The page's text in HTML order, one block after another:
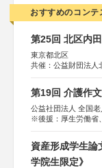
おすすめのコンテ
第25回 北区内
東京都北区
共催：公益財団法人
第19回 介護作
公益社団法人 全国
※後援：厚生労働省
資産形成学生論
学院生限定》